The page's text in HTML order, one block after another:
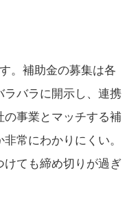
。補助金の募集は各
バラに開示し、連携
の事業とマッチする補
常にわかりにくい。
ても締め切りが過ぎ